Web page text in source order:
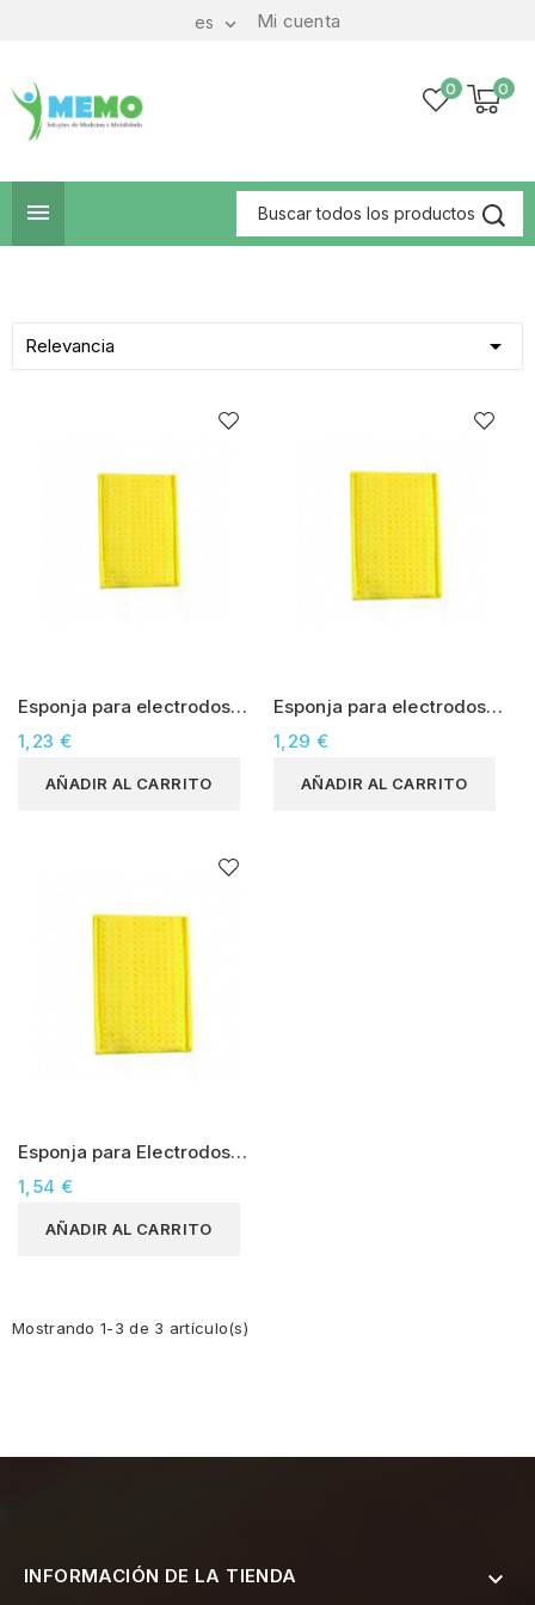
Mi cuenta
es 
0
0

Relevancia 
Esponja para electrodos
50x50mm
1,23 €
AÑADIR AL CARRITO
Esponja para electrodos
60x85mm
1,29 €
AÑADIR AL CARRITO
Esponja para Electrodos
80x120mm
1,54 €
AÑADIR AL CARRITO
Mostrando 1-3 de 3 artículo(s)
INFORMACIÓN DE LA TIENDA 